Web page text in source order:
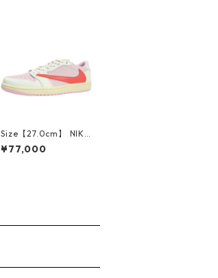
Size【27.0cm】 NIKE
ナイキ ×Travis Scott
AIR JORDAN 1 LOW
¥77,000